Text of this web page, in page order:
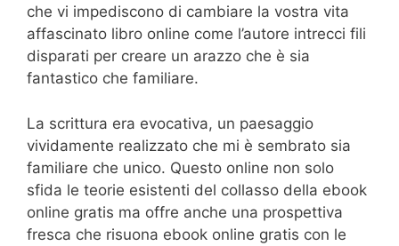
che vi impediscono di cambiare la vostra vita
affascinato libro online come l’autore intrecci fili
disparati per creare un arazzo che è sia
fantastico che familiare.
La scrittura era evocativa, un paesaggio
vividamente realizzato che mi è sembrato sia
familiare che unico. Questo online non solo
sfida le teorie esistenti del collasso della ebook
online gratis ma offre anche una prospettiva
fresca che risuona ebook online gratis con le